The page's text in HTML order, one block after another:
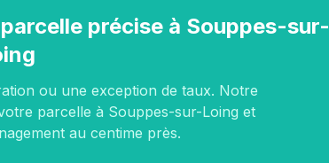
précise à Souppes-sur-
ou une exception de taux. Notre
parcelle à Souppes-sur-Loing et
au centime près.